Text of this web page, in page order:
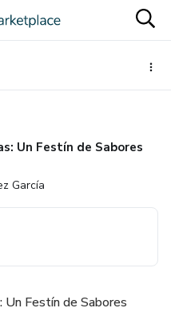
Un Festín de Sabores
García
Un Festín de Sabores